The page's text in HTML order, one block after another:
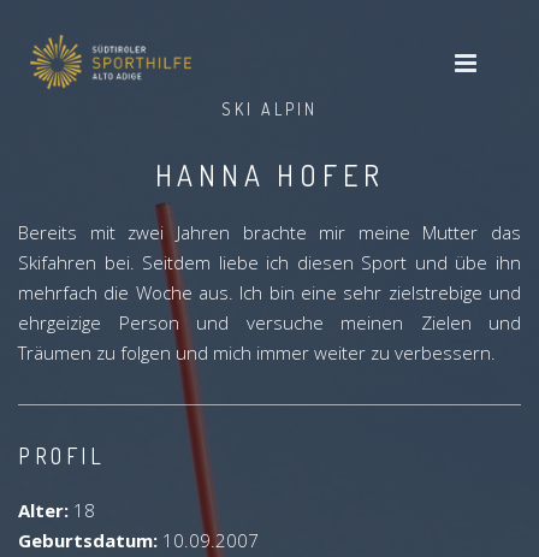
SKI ALPIN
HANNA HOFER
Bereits mit zwei Jahren brachte mir meine Mutter das
Skifahren bei. Seitdem liebe ich diesen Sport und übe ihn
mehrfach die Woche aus. Ich bin eine sehr zielstrebige und
ehrgeizige Person und versuche meinen Zielen und
Träumen zu folgen und mich immer weiter zu verbessern.
PROFIL
Alter: 18
Geburtsdatum: 10.09.2007